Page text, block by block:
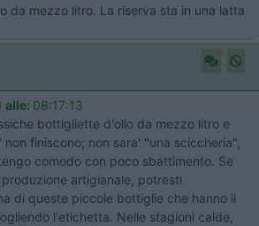
da mezzo litro. La riserva sta in una latta
alle: 08:17:13
bottigliette d'olio da mezzo litro e
finiscono; non sara' "una sciccheria",
comodo con poco sbattimento. Se
artigianale, potresti
di queste piccole bottiglie che hanno il
l'etichetta. Nelle stagioni calde,